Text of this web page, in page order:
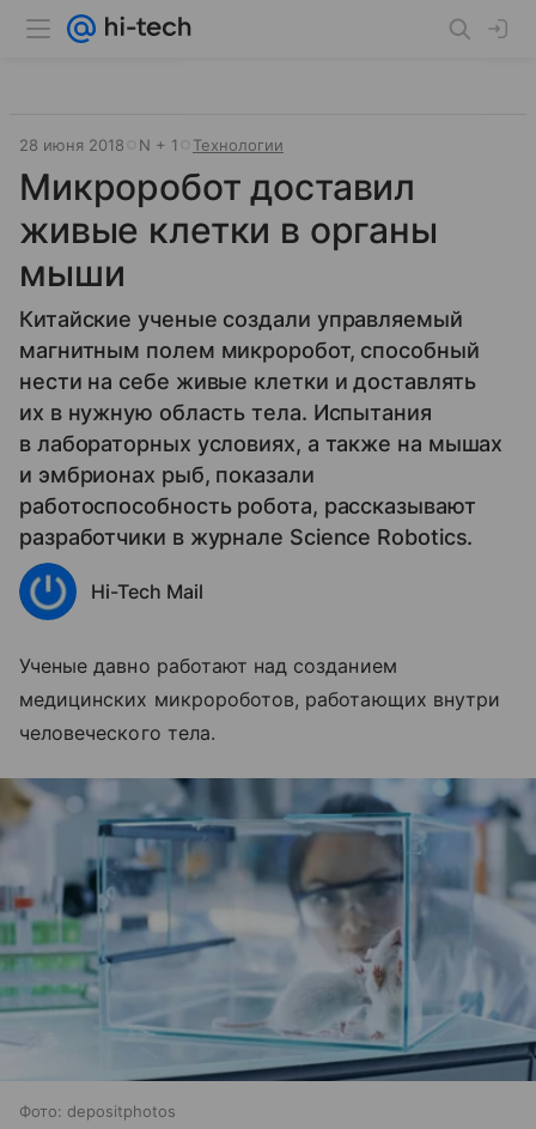
28 июня 2018 N + 1 Технологии
Микроробот доставил
живые клетки в органы
мыши
Китайские ученые создали управляемый
магнитным полем микроробот, способный
нести на себе живые клетки и доставлять
их в нужную область тела. Испытания
в лабораторных условиях, а также на мышах
и эмбрионах рыб, показали
работоспособность робота, рассказывают
разработчики в журнале Science Robotics.
Hi-Tech Mail
Ученые давно работают над созданием
медицинских микророботов, работающих внутри
человеческого тела.
Фото: depositphotos